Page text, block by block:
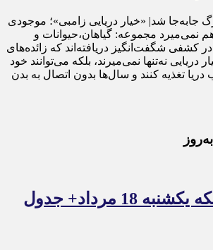
جابه‌جا شد| «خیار دریایی زامبی»؛ موجودی
مجموعه: گیاهان،حیوانات و
کشفی شگفت‌انگیز دریافته‌اند که زائده‌های
دریایی نه‌تنها نمی‌میرند، بلکه می‌توانند خود
دریا تغذیه کنند و سال‌ها بدون اتصال به بدن
مرداد+ جدول